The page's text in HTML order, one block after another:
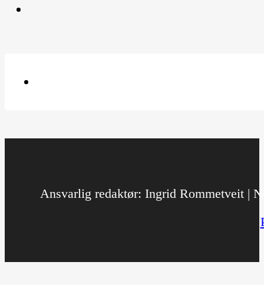
Ansvarlig redaktør: Ingrid Rommetveit |